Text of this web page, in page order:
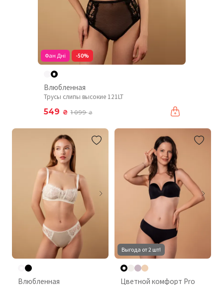
Фан Дні -50%
Влюбленная
Трусы слипы высокие 121LT
549 ₴ 1 099₴
Влюбленная
Выгода от 2 шт!
Цветной комфорт Pro